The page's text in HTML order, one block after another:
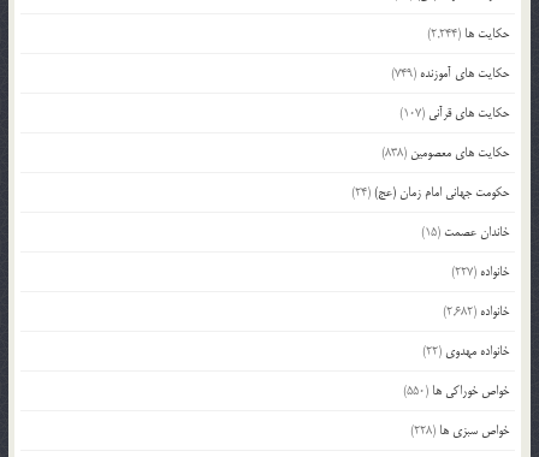
حکایت ها (2,244)
حکایت های آموزنده (749)
حکایت های قرآنی (107)
حکایت های معصومین (838)
حکومت جهانی امام زمان (عج)(24)
خاندان عصمت (15)
خانواده (227)
خانواده (2,682)
خانواده مهدوی (22)
خواص خوراکی ها (550)
خواص سبزی ها (228)